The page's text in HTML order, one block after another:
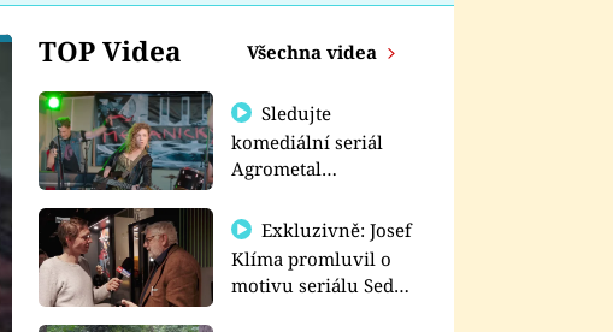
TOP Videa Všechna videa
Sledujte
komediální seriál
Agrometal
prima+
Exkluzivně: Josef
Klíma promluvil o
motivu seriálu Sedm